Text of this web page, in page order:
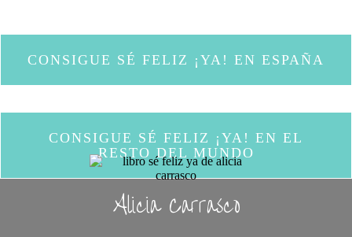
CONSIGUE SÉ FELIZ ¡YA! EN ESPAÑA
CONSIGUE SÉ FELIZ ¡YA! EN EL
RESTO DEL MUNDO
Alicia Carrasco